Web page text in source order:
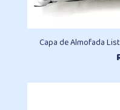
Capa de Almofada